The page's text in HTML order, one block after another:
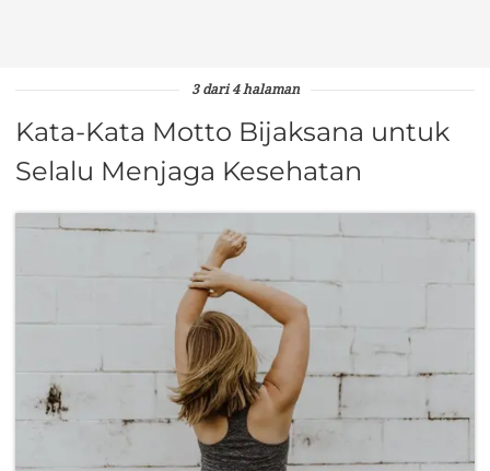
3 dari 4 halaman
Kata-Kata Motto Bijaksana untuk
Selalu Menjaga Kesehatan